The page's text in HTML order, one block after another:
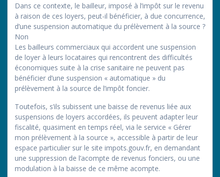
Dans ce contexte, le bailleur, imposé à l’impôt sur le revenu
à raison de ces loyers, peut-il bénéficier, à due concurrence,
d’une suspension automatique du prélèvement à la source ?
Non
Les bailleurs commerciaux qui accordent une suspension
de loyer à leurs locataires qui rencontrent des difficultés
économiques suite à la crise sanitaire ne peuvent pas
bénéficier d’une suspension « automatique » du
prélèvement à la source de l’impôt foncier.
Toutefois, s’ils subissent une baisse de revenus liée aux
suspensions de loyers accordées, ils peuvent adapter leur
fiscalité, quasiment en temps réel, via le service « Gérer
mon prélèvement à la source », accessible à partir de leur
espace particulier sur le site impots.gouv.fr, en demandant
une suppression de l’acompte de revenus fonciers, ou une
modulation à la baisse de ce même acompte.